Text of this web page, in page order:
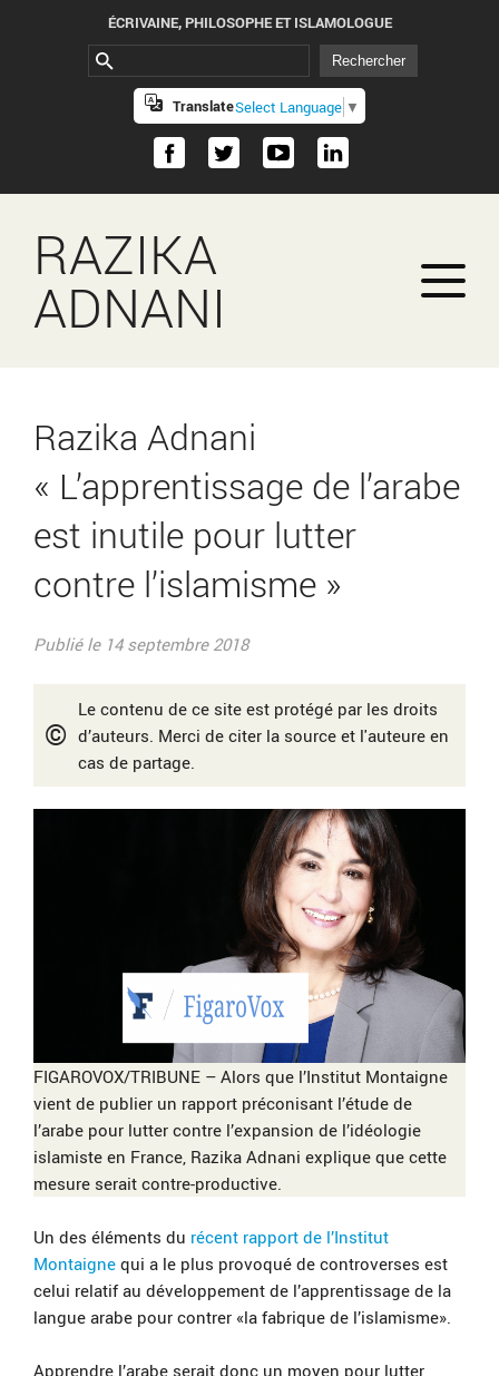
ÉCRIVAINE, PHILOSOPHE ET ISLAMOLOGUE
TranslateSelect Language ▼
RAZIKA
ADNANI
Razika Adnani
« L’apprentissage de l’arabe
est inutile pour lutter
contre l’islamisme »
Publié le 14 septembre 2018
©
Le contenu de ce site est protégé par les droits
d’auteurs. Merci de citer la source et l'auteure en
cas de partage.
FIGAROVOX/TRIBUNE – Alors que l’Institut Montaigne
vient de publier un rapport préconisant l’étude de
l’arabe pour lutter contre l’expansion de l’idéologie
islamiste en France, Razika Adnani explique que cette
mesure serait contre-productive.
Un des éléments du récent rapport de l’Institut
Montaigne qui a le plus provoqué de controverses est
celui relatif au développement de l’apprentissage de la
langue arabe pour contrer «la fabrique de l’islamisme».
Apprendre l’arabe serait donc un moyen pour lutter